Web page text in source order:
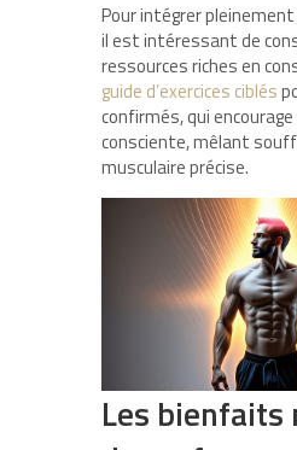
Pour intégrer
il est intéressant de
ressources riches en
guide d’exercices ciblés
confirmés, qui
consciente, mêlant
musculaire précise.
Les